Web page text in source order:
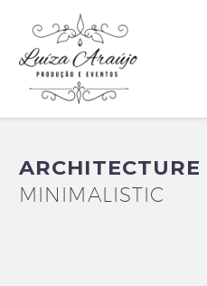
ARCHITECTURE
MINIMALISTIC